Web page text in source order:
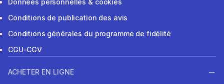
Données personnelles & cookies
Conditions de publication des avis
Conditions générales du programme de fidélité
CGU-CGV
ACHETER EN LIGNE